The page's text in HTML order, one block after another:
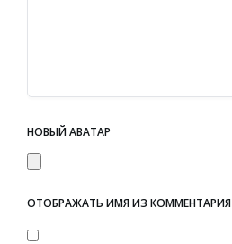
НОВЫЙ АВАТАР
ОТОБРАЖАТЬ ИМЯ ИЗ КОММЕНТАРИЯ